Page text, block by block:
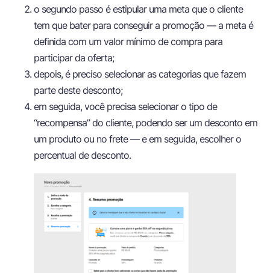
o segundo passo é estipular uma meta que o cliente
tem que bater para conseguir a promoção — a meta é
definida com um valor mínimo de compra para
participar da oferta;
depois, é preciso selecionar as categorias que fazem
parte deste desconto;
em seguida, você precisa selecionar o tipo de
“recompensa” do cliente, podendo ser um desconto em
um produto ou no frete — e em seguida, escolher o
percentual de desconto.